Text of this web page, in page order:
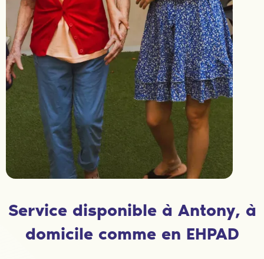
Service disponible à Antony, à
domicile comme en EHPAD